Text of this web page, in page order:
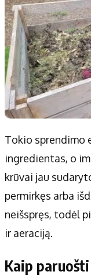
Tokio sprendimo
ingredientas, o
krūvai jau
permirkęs arba
neišspręs, todėl
ir aeraciją.
Kaip